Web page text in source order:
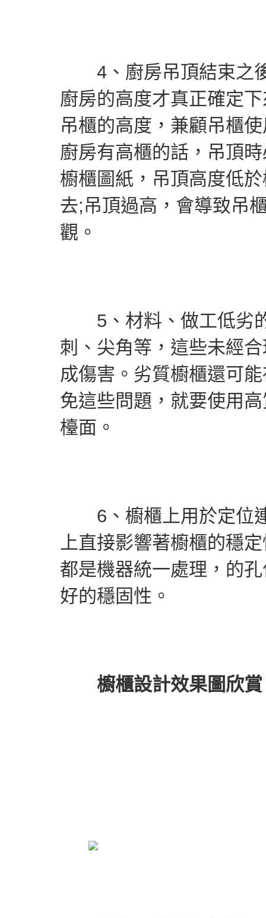
4、廚房吊頂結束之後
廚房的高度才真正確定
吊櫃的高度，兼顧吊櫃
廚房有高櫃的話，吊頂
櫥櫃圖紙，吊頂高度低
去;吊頂過高，會導致吊
觀。
5、材料、做工低劣
刺、尖角等，這些未經
成傷害。劣質櫥櫃還可
免這些問題，就要使用
檯面。
6、櫥櫃上用於定位連
上直接影響著櫥櫃的穩
都是機器統一處理，的
好的穩固性。
櫥櫃設計效果圖欣賞